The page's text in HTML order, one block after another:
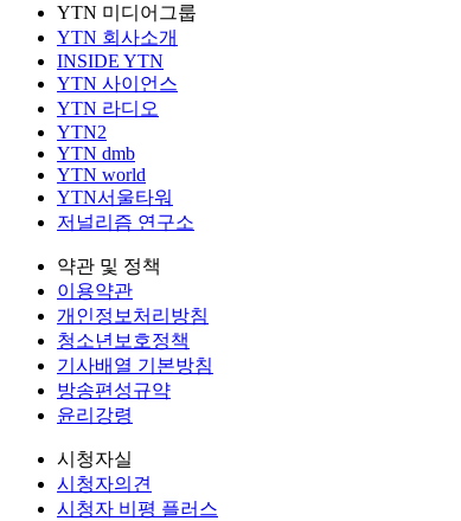
YTN 미디어그룹
YTN 회사소개
INSIDE YTN
YTN 사이언스
YTN 라디오
YTN2
YTN dmb
YTN world
YTN서울타워
저널리즘 연구소
약관 및 정책
이용약관
개인정보처리방침
청소년보호정책
기사배열 기본방침
방송편성규약
윤리강령
시청자실
시청자의견
시청자 비평 플러스